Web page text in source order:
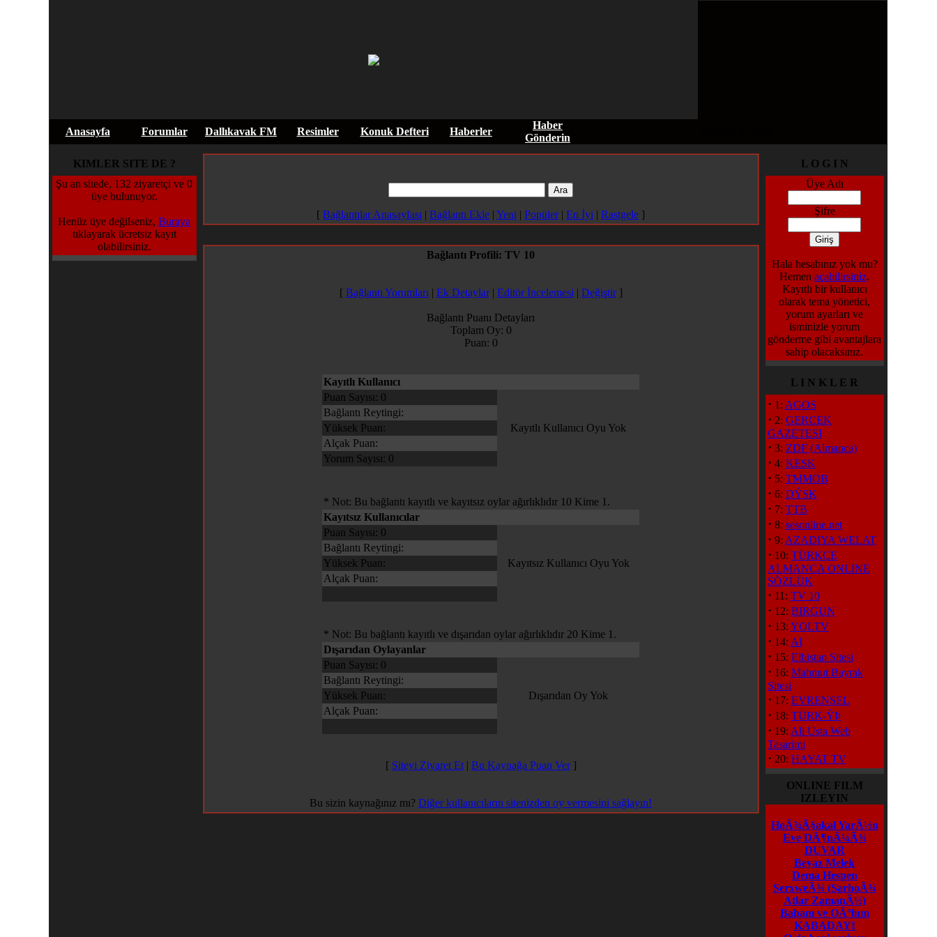
Anasayfa Forumlar Dallıkavak FM Resimler Konuk Defteri Haberler
Haber
Gönderin
KIMLER SITE DE ?
Şu an sitede, 132 ziyaretçi ve 0
üye bulunuyor.
Henüz üye değilseniz, Buraya
tıklayarak ücretsiz kayıt
olabilirsiniz.
[ Bağlantılar Anasayfası | Bağlantı Ekle | Yeni | Popüler| En İyi | Rastgele ]
Bağlantı Profili: TV 10
[ Bağlantı Yorumları | Ek Detaylar| Editör İncelemesi | Değiştir]
Bağlantı Puanı Detayları
Toplam Oy: 0
Puan: 0
Kayıtlı Kullanıcı
Puan Sayısı: 0
Kayıtlı Kullanıcı Oyu Yok
Bağlantı Reytingi:
Yüksek Puan:
Alçak Puan:
Yorum Sayısı: 0
* Not: Bu bağlantı kayıtlı ve kayıtsız oylar ağırlıklıdır 10 Kime 1.
Kayıtsız Kullanıcılar
Puan Sayısı: 0
Kayıtsız Kullanıcı Oyu Yok
Bağlantı Reytingi:
Yüksek Puan:
Alçak Puan:
* Not: Bu bağlantı kayıtlı ve dışarıdan oylar ağırlıklıdır 20 Kime 1.
Dışarıdan Oylayanlar
Puan Sayısı: 0
Dışarıdan Oy Yok
Bağlantı Reytingi:
Yüksek Puan:
Alçak Puan:
[ Siteyi Ziyaret Et| Bu Kaynağa Puan Ver]
Bu sizin kaynağınız mı? Diğer kullanıcıların sitenizden oy vermesini sağlayın!
L O G I N
Üye Adı
Şifre
Hala hesabınız yok mu?
Hemen açabilirsiniz.
Kayıtlı bir kullanıcı
olarak tema yönetici,
yorum ayarları ve
isminizle yorum
gönderme gibi avantajlara
sahip olacaksınız.
L I N K L E R
· 1: AGOS
· 2: GERCEK
GAZETESI
· 3: ZDF (Almanca)
· 4: KESK
· 5: TMMOB
· 6: DÝSK
· 7: TTB
· 8: sesonline.net
· 9: AZADIYA WELAT
· 10: TÜRKCE
ALMANCA ONLINE
SÖZLÜK
· 11: TV 10
· 12: BIRGUN
· 13: YOLTV
· 14: AI
· 15: Elbistan Sitesi
· 16: Mahmut Bayrak
Sitesi
· 17: EVRENSEL
· 18: TÜRK-ÝÞ
· 19: Ali Usta Web
Tasarimi
· 20: HAYAT TV
ONLINE FILM
IZLEYIN
HoÃ¾Ã§akal YarÃ½n
Eve DÃ¶nÃ¼Ã¾
DUVAR
Beyaz Melek
Dema Hespen
SerxweÃ¾ (SarhoÃ¾
Atlar ZamanÃ½)
Babam ve OÃ°lum
KABADAYI